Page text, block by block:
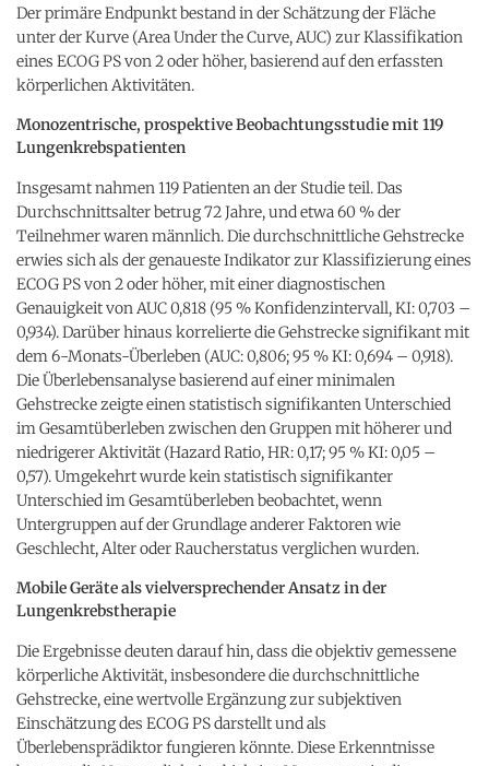
Der primäre Endpunkt bestand in der Schätzung der Fläche
unter der Kurve (Area Under the Curve, AUC) zur Klassifikation
eines ECOG PS von 2 oder höher, basierend auf den erfassten
körperlichen Aktivitäten.
Monozentrische, prospektive Beobachtungsstudie mit 119
Lungenkrebspatienten
Insgesamt nahmen 119 Patienten an der Studie teil. Das
Durchschnittsalter betrug 72 Jahre, und etwa 60 % der
Teilnehmer waren männlich. Die durchschnittliche Gehstrecke
erwies sich als der genaueste Indikator zur Klassifizierung eines
ECOG PS von 2 oder höher, mit einer diagnostischen
Genauigkeit von AUC 0,818 (95 % Konfidenzintervall, KI: 0,703 –
0,934). Darüber hinaus korrelierte die Gehstrecke signifikant mit
dem 6-Monats-Überleben (AUC: 0,806; 95 % KI: 0,694 – 0,918).
Die Überlebensanalyse basierend auf einer minimalen
Gehstrecke zeigte einen statistisch signifikanten Unterschied
im Gesamtüberleben zwischen den Gruppen mit höherer und
niedrigerer Aktivität (Hazard Ratio, HR: 0,17; 95 % KI: 0,05 –
0,57). Umgekehrt wurde kein statistisch signifikanter
Unterschied im Gesamtüberleben beobachtet, wenn
Untergruppen auf der Grundlage anderer Faktoren wie
Geschlecht, Alter oder Raucherstatus verglichen wurden.
Mobile Geräte als vielversprechender Ansatz in der
Lungenkrebstherapie
Die Ergebnisse deuten darauf hin, dass die objektiv gemessene
körperliche Aktivität, insbesondere die durchschnittliche
Gehstrecke, eine wertvolle Ergänzung zur subjektiven
Einschätzung des ECOG PS darstellt und als
Überlebensprädiktor fungieren könnte. Diese Erkenntnisse